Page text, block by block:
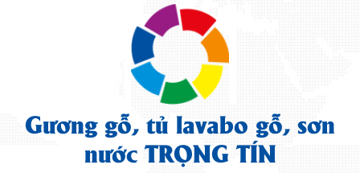
Gương gỗ, tủ lavabo gỗ, sơn
nước TRỌNG TÍN